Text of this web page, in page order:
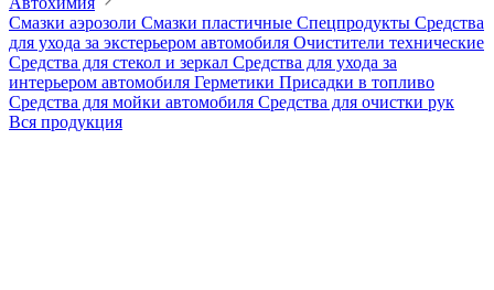
Смазки аэрозоли Смазки пластичные Спецпродукты Средства
для ухода за экстерьером автомобиля Очистители технические
Средства для стекол и зеркал Средства для ухода за
интерьером автомобиля Герметики Присадки в топливо
Средства для мойки автомобиля Средства для очистки рук
Вся продукция